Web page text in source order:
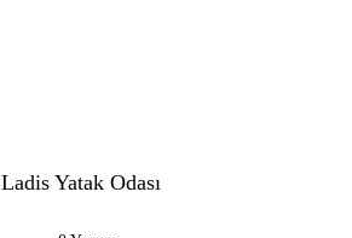
Ladis Yatak Odası